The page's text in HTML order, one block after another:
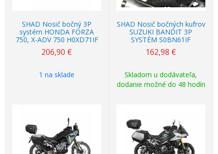
SHAD Nosič bočný 3P
systém HONDA FORZA
750, X-ADV 750 H0XD71IF
206,90 €
1 na sklade
SHAD Nosič bočných kufrov
SUZUKI BANDIT 3P
SYSTÉM S0BN61IF
162,98 €
Skladom u dodávateľa,
dodanie možné do 48 hodín